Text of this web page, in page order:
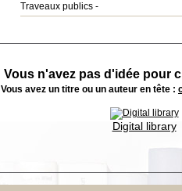
Traveaux publics
Vous n'avez pas d'idée pour
Vous avez un titre ou un auteur en tête :
Digital library